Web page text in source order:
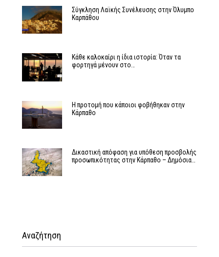
Σύγκληση Λαϊκής Συνέλευσης στην Όλυμπο
Καρπάθου
Κάθε καλοκαίρι η ίδια ιστορία: Όταν τα
φορτηγά μένουν στο…
Η προτομή που κάποιοι φοβήθηκαν στην
Κάρπαθο
Δικαστική απόφαση για υπόθεση προσβολής
προσωπικότητας στην Κάρπαθο – Δημόσια…
Αναζήτηση